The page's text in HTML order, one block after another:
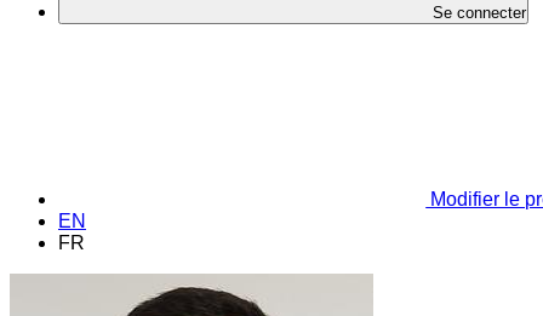
Se connecter
Modifier le
EN
FR